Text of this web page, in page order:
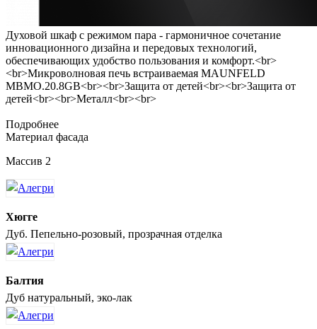
Духовой шкаф с режимом пара - гармоничное сочетание
инновационного дизайна и передовых технологий,
обеспечивающих удобство пользования и комфорт.<br>
<br>Микроволновая печь встраиваемая MAUNFELD
MBMO.20.8GB<br><br>Защита от детей<br><br>Защита от
детей<br><br>Металл<br><br>
Подробнее
Материал фасада
Массив 2
Хюгге
Дуб. Пепельно-розовый, прозрачная отделка
Балтия
Дуб натуральный, эко-лак